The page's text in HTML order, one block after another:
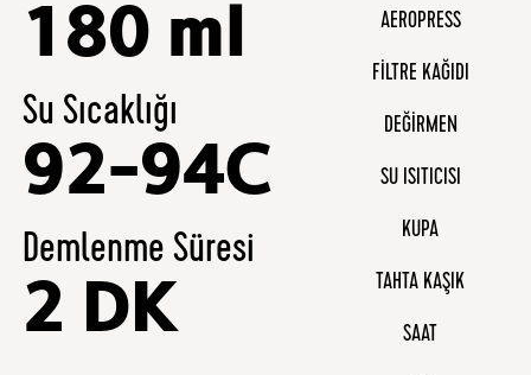
180 ml
Su Sıcaklığı
92-94C
Demlenme Süresi
2 DK
AEROPRESS
FILTRE KAĞIDI
DEĞIRMEN
SU ISITICISI
KUPA
TAHTA KAŞIK
SAAT